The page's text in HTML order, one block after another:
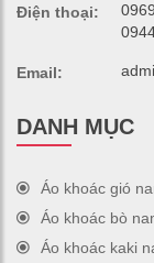
Điện thoại:
Email:
DANH MỤC
Áo khoác gió
Áo khoác bò
Áo khoác kaki